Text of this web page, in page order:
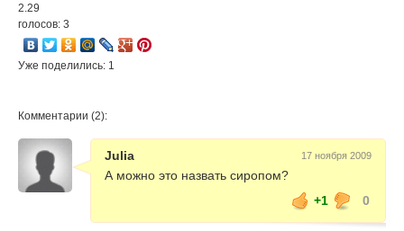
2.29
голосов: 3
Уже поделились: 1
Комментарии (2):
Julia 17 ноября 2009
А можно это назвать сиропом?
+1
0